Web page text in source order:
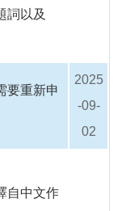
詞以及
要重新申
2025
-09-
02
自中文作